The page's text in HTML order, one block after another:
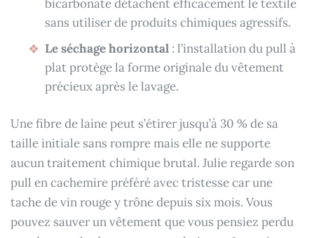
bicarbonate détachent efficacement le textile
sans utiliser de produits chimiques agressifs.
Le séchage horizontal : l’installation du pull à
plat protège la forme originale du vêtement
précieux après le lavage.
Une fibre de laine peut s’étirer jusqu’à 30 % de sa
taille initiale sans rompre mais elle ne supporte
aucun traitement chimique brutal. Julie regarde son
pull en cachemire préféré avec tristesse car une
tache de vin rouge y trône depuis six mois. Vous
pouvez sauver un vêtement que vous pensiez perdu